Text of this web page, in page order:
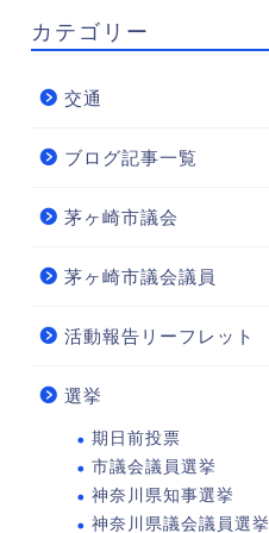
カテゴリー
交通
ブログ記事一覧
茅ヶ崎市議会
茅ヶ崎市議会議員
活動報告リーフレット
選挙
期日前投票
市議会議員選挙
神奈川県知事選挙
神奈川県議会議員選挙